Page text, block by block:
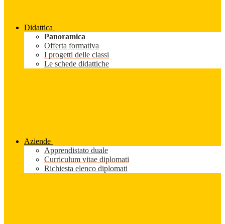
Didattica
Panoramica
Offerta formativa
I progetti delle classi
Le schede didattiche
Aziende
Apprendistato duale
Curriculum vitae diplomati
Richiesta elenco diplomati